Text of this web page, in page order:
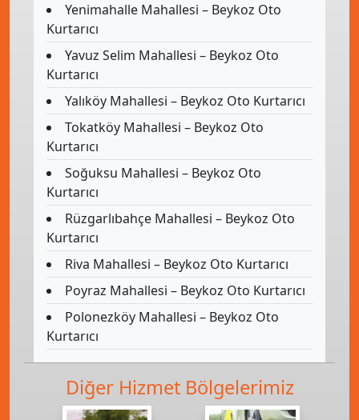
Yenimahalle Mahallesi – Beykoz Oto
Kurtarıcı
Yavuz Selim Mahallesi – Beykoz Oto
Kurtarıcı
Yalıköy Mahallesi – Beykoz Oto Kurtarıcı
Tokatköy Mahallesi – Beykoz Oto
Kurtarıcı
Soğuksu Mahallesi – Beykoz Oto
Kurtarıcı
Rüzgarlıbahçe Mahallesi – Beykoz Oto
Kurtarıcı
Riva Mahallesi – Beykoz Oto Kurtarıcı
Poyraz Mahallesi – Beykoz Oto Kurtarıcı
Polonezköy Mahallesi – Beykoz Oto
Kurtarıcı
Diğer Hizmet Bölgelerimiz